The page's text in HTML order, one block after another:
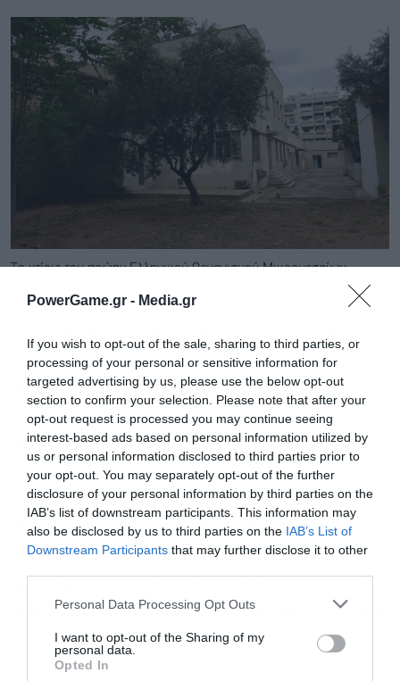
PowerGame.gr - Media.gr
If you wish to opt-out of the sale, sharing to third parties, or
processing of your personal or sensitive information for
targeted advertising by us, please use the below opt-out
section to confirm your selection. Please note that after your
opt-out request is processed you may continue seeing
interest-based ads based on personal information utilized by
us or personal information disclosed to third parties prior to
your opt-out. You may separately opt-out of the further
disclosure of your personal information by third parties on the
IAB’s list of downstream participants. This information may
also be disclosed by us to third parties on the IAB’s List of
Downstream Participants that may further disclose it to other
Personal Data Processing Opt Outs
I want to opt-out of the Sharing of my
personal data.
Opted In
To κτίριο του πρώην Ελληνικού Οργανισμού Μικρομεσαίων
το 2013 στο ΤΑΙΠΕΔ και το 2021 έγινε ο τρίτος
διαγωνισμός αξιοποίησής του. Πριν από την
έναρξη της διαδικασίας το ΤΑΙΠΕΔ
πραγματοποίησε σειρά επαφών με τον Δήμο
Ταύρου-Μοσχάτου και τον δήμαρχό Ανδρέα
Ευθυμίου, για να εξεταστεί το ενδεχόμενο
συμμετοχής της δημοτικής Αρχής στον
διαγωνισμό. Ωστόσο, ο Δήμος ουδέποτε
στον διαγωνισμό και να το διεκδικήσει εντός των
προβλεπόμενων διαδικασιών.